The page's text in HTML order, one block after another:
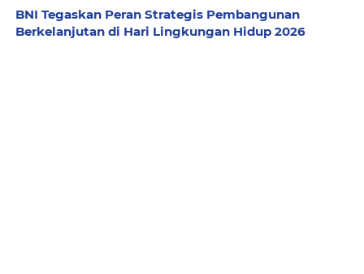
BNI Tegaskan Peran Strategis Pembangunan
Berkelanjutan di Hari Lingkungan Hidup 2026